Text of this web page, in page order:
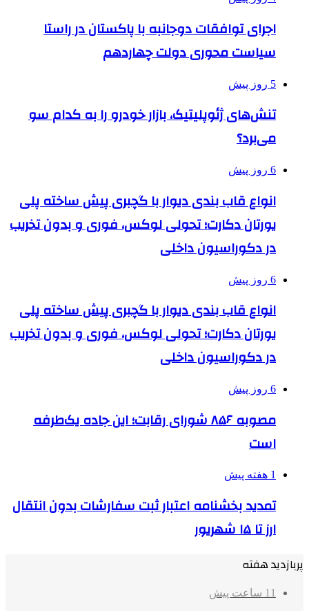
اجرای توافقات دوجانبه با پاکستان در راستا
سیاست محوری دولت چهاردهم
5 روز پیش
تنش‌های ژئوپلیتیک، بازار خودرو را به کدام سو
می‌برد؟
6 روز پیش
انواع قاب بندی دیوار با گچبری پیش ساخته پلی
یورتان دکارت؛ تحولی لوکس، فوری و بدون تخریب
در دکوراسیون داخلی
6 روز پیش
انواع قاب بندی دیوار با گچبری پیش ساخته پلی
یورتان دکارت؛ تحولی لوکس، فوری و بدون تخریب
در دکوراسیون داخلی
6 روز پیش
مصوبه ۸۵۶ شورای رقابت؛ این جاده یک‌طرفه
است
1 هفته پیش
تمدید بخشنامه اعتبار ثبت سفارشات بدون انتقال
ارز تا ۱۵ شهریور
پربازدید هفته
11 ساعت پیش